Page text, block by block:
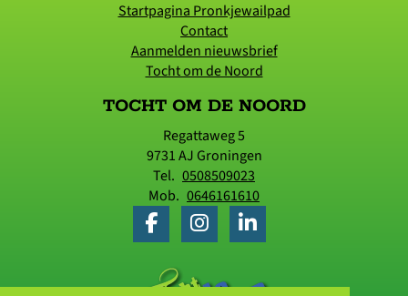
Startpagina Pronkjewailpad
Contact
Aanmelden nieuwsbrief
Tocht om de Noord
TOCHT OM DE NOORD
Regattaweg 5
9731 AJGroningen
Tel. 0508509023
Mob. 0646161610